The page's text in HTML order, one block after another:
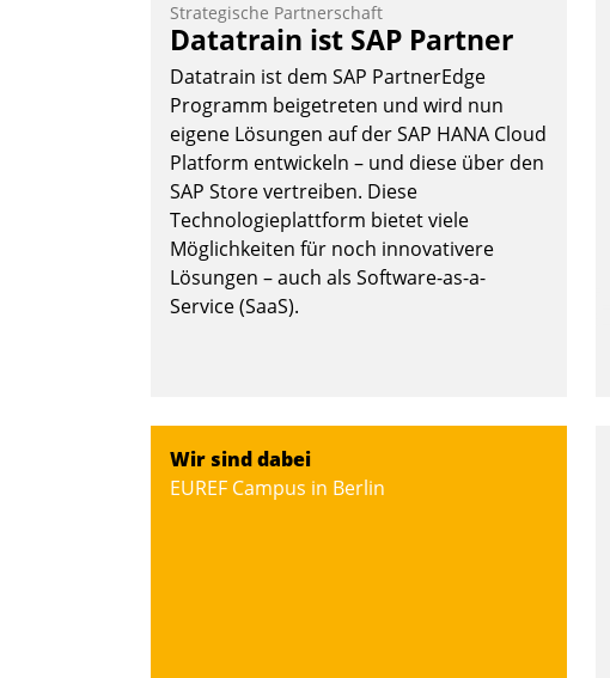
Die monatlichen Mitteilungen zum
Heizungs- und Wasserverbrauch gehen
automatisiert, vollständig und auf
Wunsch über mehrere zuvor festgelegte
Kommunikationswege bei den
Empfängern ein.
Nadja Hußmann
Strategische Partnerschaft
Datatrain ist SAP Partner
Datatrain ist dem SAP PartnerEdge
Programm beigetreten und wird nun
eigene Lösungen auf der SAP HANA Cloud
Platform entwickeln – und diese über den
SAP Store vertreiben. Diese
Technologieplattform bietet viele
Möglichkeiten für noch innovativere
Lösungen – auch als Software-as-a-
Service (SaaS).
Wir sind dabei
EUREF Campus in Berlin